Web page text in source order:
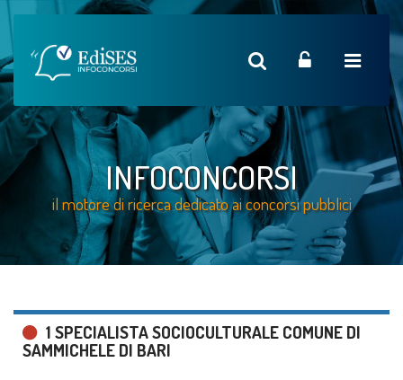
INFOCONCORSI
il motore di ricerca dedicato ai concorsi pubblici
1 SPECIALISTA SOCIOCULTURALE COMUNE DI
SAMMICHELE DI BARI